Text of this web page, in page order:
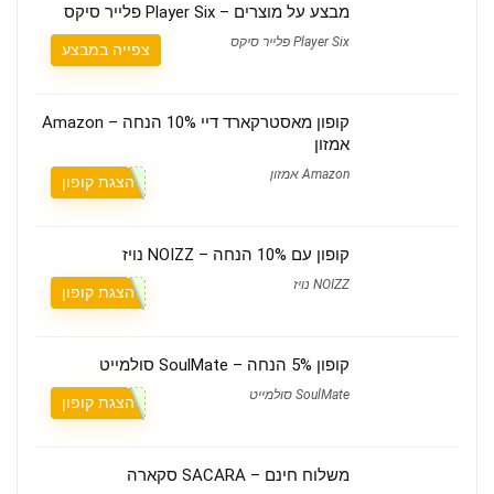
מבצע על מוצרים – Player Six פלייר סיקס
Player Six פלייר סיקס צפייה במבצע
קופון מאסטרקארד דיי 10% הנחה – Amazon
אמזון
Amazon אמזון הצגת קופון
קופון עם 10% הנחה – NOIZZ נויז
NOIZZ נויז הצגת קופון
קופון 5% הנחה – SoulMate סולמייט
SoulMate סולמייט הצגת קופון
משלוח חינם – SACARA סקארה